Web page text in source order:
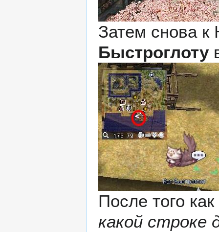
Затем снова
Быстроглоту
После того
какой строке